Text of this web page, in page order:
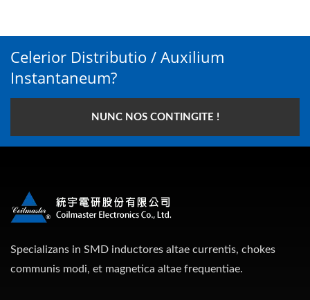
Celerior Distributio / Auxilium
Instantaneum?
NUNC NOS CONTINGITE !
Specializans in SMD inductores altae currentis, chokes
communis modi, et magnetica altae frequentiae.